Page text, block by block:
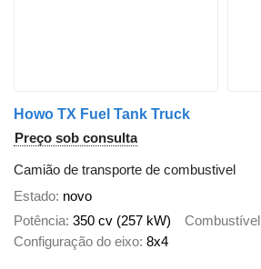
Howo TX Fuel Tank Truck
Preço sob consulta
Camião de transporte de combustivel
Estado novo
Potência 350 cv (257 kW) Combustível
Configuração do eixo 8x4